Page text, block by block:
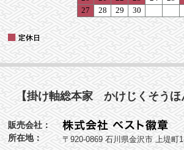
【掛け軸総本家 かけじくそうほ
販売会社：
所在地：
〒920-0869 石川県金沢市 上堤町